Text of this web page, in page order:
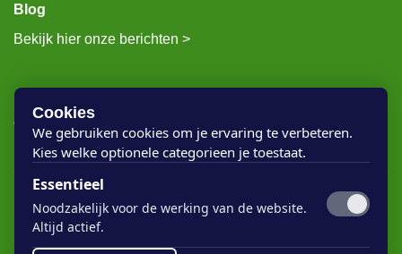
Blog
Bekijk hier onze berichten >
Rigostep Skylt
Rubio Monocoat Oil Plus 2c
Houten vloer lak
Cookies
We gebruiken cookies om je ervaring te verbeteren.
Kies welke optionele categorieen je toestaat.
Essentieel
Noodzakelijk voor de werking van de website.
Altijd actief.